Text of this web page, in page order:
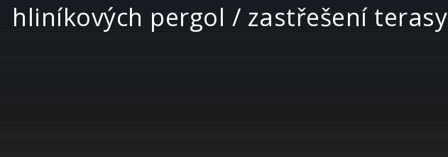
hliníkových pergol / zastřešení terasy